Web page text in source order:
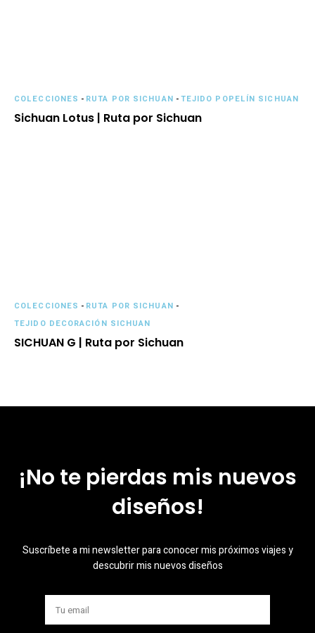
COLECCIONES - RUTA POR SICHUAN -TEJIDO POPELÍN SICHUAN
Sichuan Lotus | Ruta por Sichuan
COLECCIONES - RUTA POR SICHUAN -
TEJIDO DECORACIÓN SICHUAN
SICHUAN G | Ruta por Sichuan
¡No te pierdas mis nuevos
diseños!
Suscríbete a mi newsletter para conocer mis próximos viajes y
descubrir mis nuevos diseños